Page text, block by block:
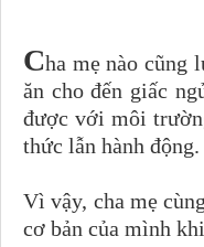
Cha mẹ nào cũng
ăn cho đến giấc
được với môi
thức lẫn hành động.
Vì vậy, cha mẹ
cơ bản của mình